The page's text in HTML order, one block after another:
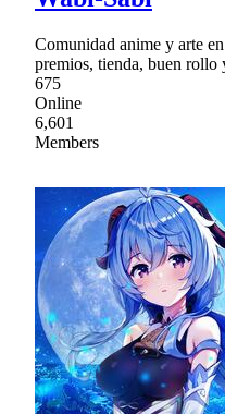
Comunidad anime y arte
premios, tienda, buen rollo
675
Online
6,601
Members